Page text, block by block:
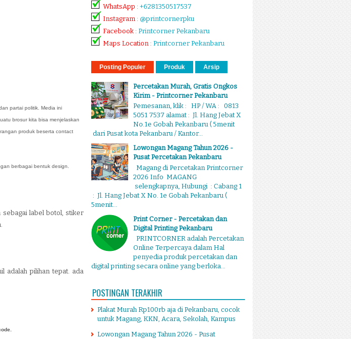
partai politik. Media ini
brosur kita bisa menjelaskan
produk beserta contact
berbagai bentuk design.
sebagai label botol, stiker
adalah pilihan tepat. ada
WhatsApp : +6281350517537
Instagram : @printcornerpku
Facebook : Printcorner Pekanbaru
Maps Location : Printcorner Pekanbaru
Posting Populer Produk Arsip
Percetakan Murah, Gratis Ongkos
Kirim - Printcorner Pekanbaru
Pemesanan, klik : HP / WA : 0813
5051 7537 alamat : Jl. Hang Jebat X
No.1e Gobah Pekanbaru ( 5menit
dari Pusat kota Pekanbaru / Kantor...
Lowongan Magang Tahun 2026 -
Pusat Percetakan Pekanbaru
Magang di Percetakan Printcorner
2026 Info MAGANG
selengkapnya, Hubungi : Cabang 1
: Jl. Hang Jebat X No. 1e Gobah Pekanbaru (
5menit...
Print Corner - Percetakan dan
Digital Printing Pekanbaru
PRINTCORNER adalah Percetakan
Online Terpercaya dalam Hal
penyedia produk percetakan dan
digital printing secara online yang berloka...
POSTINGAN TERAKHIR
Plakat Murah Rp100rb aja di Pekanbaru, cocok
untuk Magang, KKN, Acara, Sekolah, Kampus
Lowongan Magang Tahun 2026 - Pusat